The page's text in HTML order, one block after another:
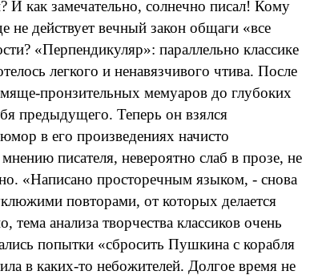
как замечательно, солнечно писал! Кому
действует вечный закон общаги «все
«Перпендикуляр»: параллельно классике
легкого и ненавязчивого чтива. После
пронзительных мемуаров до глубоких
предыдущего. Теперь он взялся
в его произведениях начисто
писателя, невероятно слаб в прозе, не
«Написано просторечным языком, - снова
повторами, от которых делается
анализа творчества классиков очень
попытки «сбросить Пушкина с корабля
в каких-то небожителей. Долгое время не